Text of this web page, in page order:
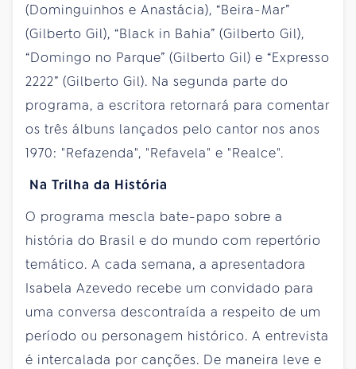
(Dominguinhos e Anastácia), “Beira-Mar”
(Gilberto Gil), “Black in Bahia” (Gilberto Gil),
“Domingo no Parque” (Gilberto Gil) e “Expresso
2222” (Gilberto Gil). Na segunda parte do
programa, a escritora retornará para comentar
os três álbuns lançados pelo cantor nos anos
1970: "Refazenda", "Refavela" e "Realce".
Na Trilha da História
O programa mescla bate-papo sobre a
história do Brasil e do mundo com repertório
temático. A cada semana, a apresentadora
Isabela Azevedo recebe um convidado para
uma conversa descontraída a respeito de um
período ou personagem histórico. A entrevista
é intercalada por canções. De maneira leve e